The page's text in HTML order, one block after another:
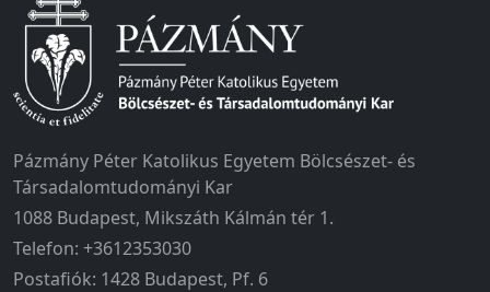
Pázmány Péter Katolikus Egyetem Bölcsészet- és
Társadalomtudományi Kar
1088 Budapest, Mikszáth Kálmán tér 1.
Telefon: +3612353030
Postafiók: 1428 Budapest, Pf. 6